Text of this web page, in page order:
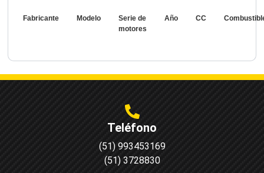
Fabricante Modelo
Serie de
motores
Año CC
Teléfono
(51) 993453169
(51) 3728830